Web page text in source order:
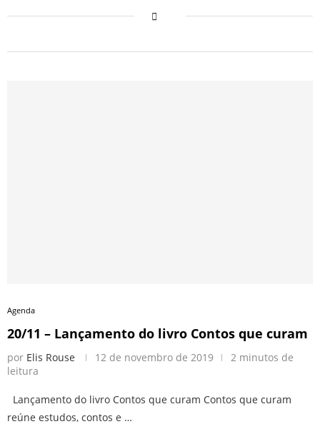
Agenda
20/11 – Lançamento do livro Contos que curam
por Elis Rouse 12 de novembro de 2019
2 minutos de
leitura
Lançamento do livro Contos que curam Contos que curam
reúne estudos, contos e …